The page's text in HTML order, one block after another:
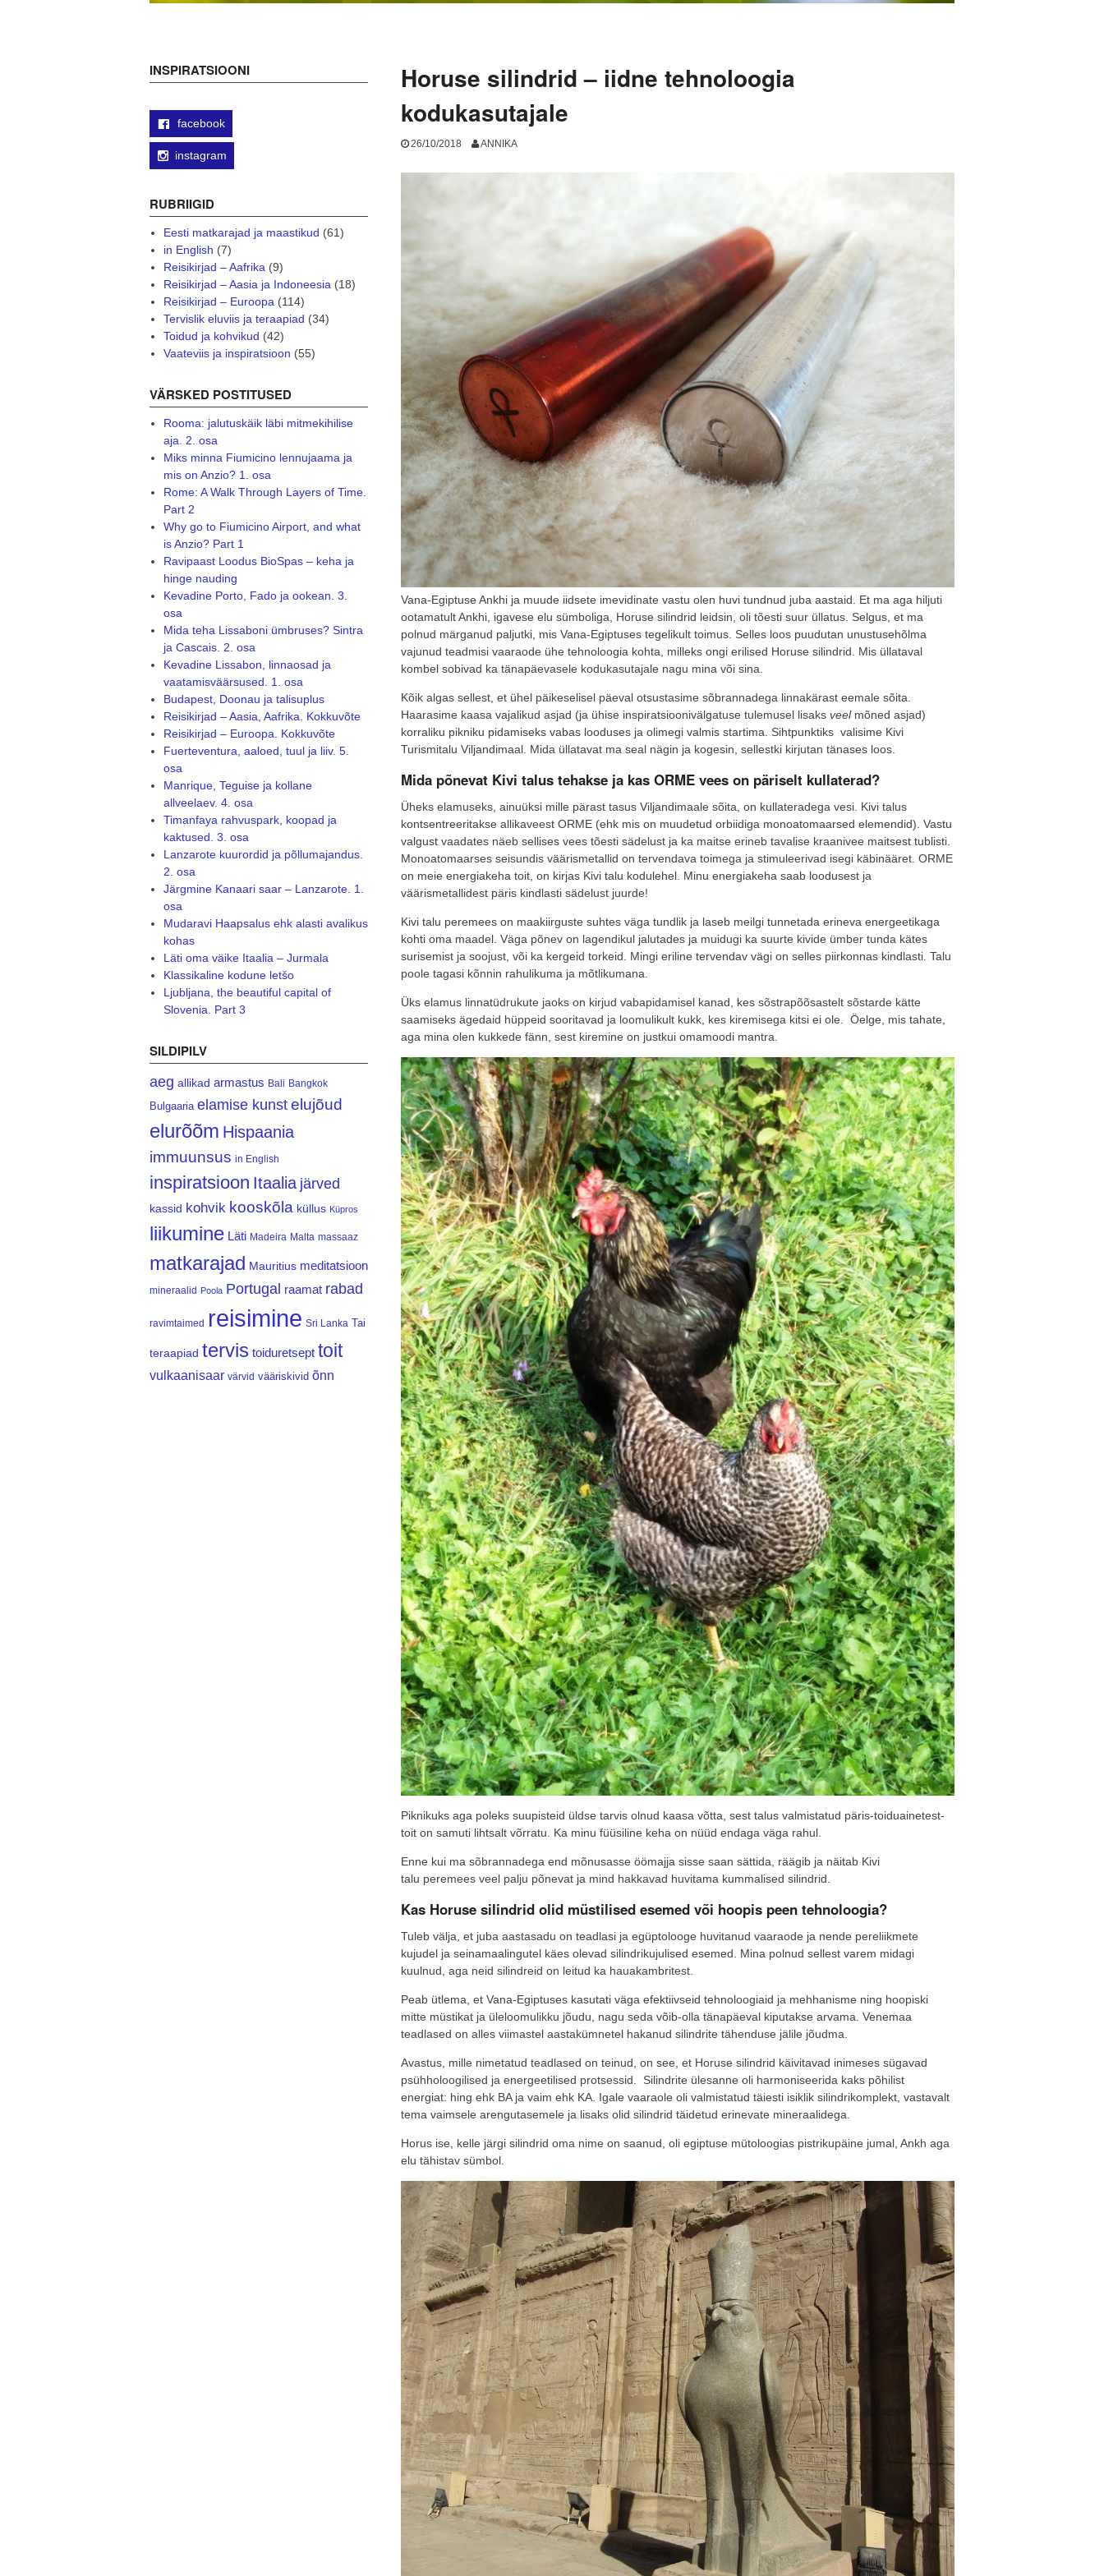
Horuse silindrid – iidne tehnoloogia
kodukasutajale
26/10/2018 ANNIKA
Vana-Egiptuse Ankhi ja muude iidsete imevidinate vastu olen huvi tundnud juba aastaid. Et ma aga hiljuti
ootamatult Ankhi, igavese elu sümboliga, Horuse silindrid leidsin, oli tõesti suur üllatus. Selgus, et ma
polnud märganud paljutki, mis Vana-Egiptuses tegelikult toimus. Selles loos puudutan unustusehõlma
vajunud teadmisi vaaraode ühe tehnoloogia kohta, milleks ongi erilised Horuse silindrid. Mis üllataval
kombel sobivad ka tänapäevasele kodukasutajale nagu mina või sina.
Kõik algas sellest, et ühel päikeselisel päeval otsustasime sõbrannadega linnakärast eemale sõita.
Haarasime kaasa vajalikud asjad (ja ühise inspiratsioonivälgatuse tulemusel lisaks veelmõned asjad)
korraliku pikniku pidamiseks vabas looduses ja olimegi valmis startima. Sihtpunktiks valisime Kivi
Turismitalu Viljandimaal. Mida üllatavat ma seal nägin ja kogesin, sellestki kirjutan tänases loos.
Mida põnevat Kivi talus tehakse ja kas ORME vees on päriselt kullaterad?
Üheks elamuseks, ainuüksi mille pärast tasus Viljandimaale sõita, on kullateradega vesi. Kivi talus
kontsentreeritakse allikaveest ORME (ehk mis on muudetud orbiidiga monoatomaarsed elemendid). Vastu
valgust vaadates näeb sellises vees tõesti sädelust ja ka maitse erineb tavalise kraanivee maitsest tublisti.
Monoatomaarses seisundis väärismetallid on tervendava toimega ja stimuleerivad isegi käbinääret. ORME
on meie energiakeha toit, on kirjas Kivi talu kodulehel. Minu energiakeha saab loodusest ja
väärismetallidest päris kindlasti sädelust juurde!
Kivi talu peremees on maakiirguste suhtes väga tundlik ja laseb meilgi tunnetada erineva energeetikaga
kohti oma maadel. Väga põnev on lagendikul jalutades ja muidugi ka suurte kivide ümber tunda kätes
surisemist ja soojust, või ka kergeid torkeid. Mingi eriline tervendav vägi on selles piirkonnas kindlasti. Talu
poole tagasi kõnnin rahulikuma ja mõtlikumana.
Üks elamus linnatüdrukute jaoks on kirjud vabapidamisel kanad, kes sõstrapõõsastelt sõstarde kätte
saamiseks ägedaid hüppeid sooritavad ja loomulikult kukk, kes kiremisega kitsi ei ole. Öelge, mis tahate,
aga mina olen kukkede fänn, sest kiremine on justkui omamoodi mantra.
Piknikuks aga poleks suupisteid üldse tarvis olnud kaasa võtta, sest talus valmistatud päris-toiduainetest-
toit on samuti lihtsalt võrratu. Ka minu füüsiline keha on nüüd endaga väga rahul.
Enne kui ma sõbrannadega end mõnusasse öömajja sisse saan sättida, räägib ja näitab Kivi
talu peremees veel palju põnevat ja mind hakkavad huvitama kummalised silindrid.
Kas Horuse silindrid olid müstilised esemed või hoopis peen tehnoloogia?
Tuleb välja, et juba aastasadu on teadlasi ja egüptolooge huvitanud vaaraode ja nende pereliikmete
kujudel ja seinamaalingutel käes olevad silindrikujulised esemed. Mina polnud sellest varem midagi
kuulnud, aga neid silindreid on leitud ka hauakambritest.
Peab ütlema, et Vana-Egiptuses kasutati väga efektiivseid tehnoloogiaid ja mehhanisme ning hoopiski
mitte müstikat ja üleloomulikku jõudu, nagu seda võib-olla tänapäeval kiputakse arvama. Venemaa
teadlased on alles viimastel aastakümnetel hakanud silindrite tähenduse jälile jõudma.
Avastus, mille nimetatud teadlased on teinud, on see, et Horuse silindrid käivitavad inimeses sügavad
psühholoogilised ja energeetilised protsessid. Silindrite ülesanne oli harmoniseerida kaks põhilist
energiat: hing ehk BA ja vaim ehk KA. Igale vaaraole oli valmistatud täiesti isiklik silindrikomplekt, vastavalt
tema vaimsele arengutasemele ja lisaks olid silindrid täidetud erinevate mineraalidega.
Horus ise, kelle järgi silindrid oma nime on saanud, oli egiptuse mütoloogias pistrikupäine jumal, Ankh aga
elu tähistav sümbol.
INSPIRATSIOONI
facebook
instagram
RUBRIIGID
Eesti matkarajad ja maastikud (61)
in English (7)
Reisikirjad – Aafrika(9)
Reisikirjad – Aasia ja Indoneesia(18)
Reisikirjad – Euroopa(114)
Tervislik eluviis ja teraapiad (34)
Toidud ja kohvikud (42)
Vaateviis ja inspiratsioon (55)
VÄRSKED POSTITUSED
Rooma: jalutuskäik läbi mitmekihilise
aja. 2. osa
Miks minna Fiumicino lennujaama ja
mis on Anzio? 1. osa
Rome: A Walk Through Layers of Time.
Part 2
Why go to Fiumicino Airport, and what
is Anzio? Part 1
Ravipaast Loodus BioSpas – keha ja
hinge nauding
Kevadine Porto, Fado ja ookean. 3.
osa
Mida teha Lissaboni ümbruses? Sintra
ja Cascais. 2. osa
Kevadine Lissabon, linnaosad ja
vaatamisväärsused. 1. osa
Budapest, Doonau ja talisuplus
Reisikirjad – Aasia, Aafrika. Kokkuvõte
Reisikirjad – Euroopa. Kokkuvõte
Fuerteventura, aaloed, tuul ja liiv. 5.
osa
Manrique, Teguise ja kollane
allveelaev. 4. osa
Timanfaya rahvuspark, koopad ja
kaktused. 3. osa
Lanzarote kuurordid ja põllumajandus.
2. osa
Järgmine Kanaari saar – Lanzarote. 1.
osa
Mudaravi Haapsalus ehk alasti avalikus
kohas
Läti oma väike Itaalia – Jurmala
Klassikaline kodune letšo
Ljubljana, the beautiful capital of
Slovenia. Part 3
SILDIPILV
aeg allikad armastus Bali Bangkok
Bulgaaria elamise kunst elujõud
elurõõm Hispaania
immuunsus in English
inspiratsioon Itaalia järved
kassid kohvik kooskõla küllus Küpros
liikumine Läti Madeira Malta massaaz
matkarajad Mauritius meditatsioon
mineraalid Poola Portugal raamat rabad
ravimtaimed reisimine Sri Lanka Tai
teraapiad tervis toiduretsept toit
vulkaanisaar värvid vääriskivid õnn